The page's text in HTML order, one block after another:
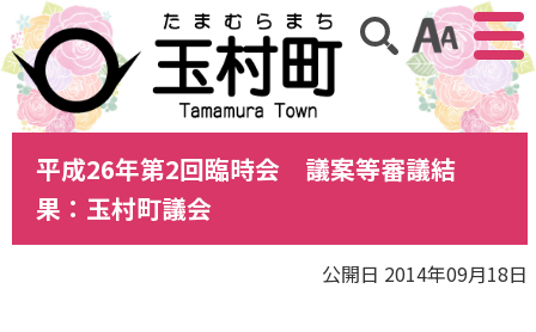
アクセ
サイト内検索
平成26年第2回臨時会 議案等審議結
果：玉村町議会
公開日 2014年09月18日